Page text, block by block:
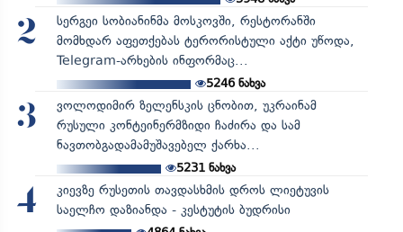
2
სერგეი სობიანინმა მოსკოვში, რესტორანში
მომხდარ აფეთქებას ტერორისტული აქტი უწოდა,
Telegram-არხების ინფორმაც...
5246ნახვა
3
ვოლოდიმირ ზელენსკის ცნობით, უკრაინამ
რუსული კონტეინერმზიდი ჩაძირა და სამ
ნავთობგადამამუშავებელ ქარხა...
5231ნახვა
4
კიევზე რუსეთის თავდასხმის დროს ლიეტუვის
საელჩო დაზიანდა - კესტუტის ბუდრისი